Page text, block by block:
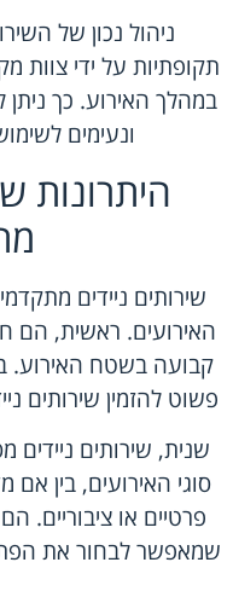
ניהול נכון של
תקופתיות על ידי צוות
במהלך האירוע. כך ניתן
ונעימים
היתרונות
שירותים ניידים
האירועים. ראשית, הם
קבועה בשטח האירוע.
פשוט להזמין שירותים
שנית, שירותים
סוגי האירועים, בין אם
פרטיים או ציבוריים.
שמאפשר לבחור את